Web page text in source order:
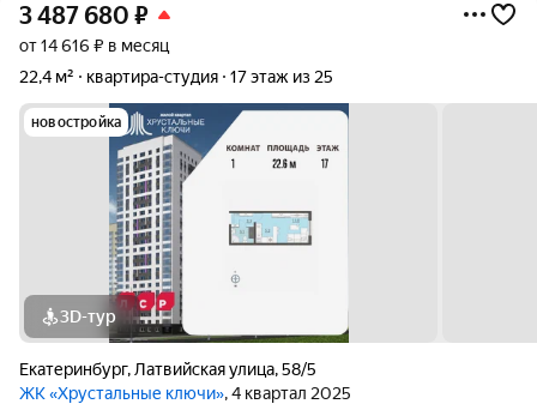
3 487 680 ₽
от 14 616 ₽ в месяц
22,4 м²
квартира-студия 17 этаж из 25
новостройка
3D-тур
Екатеринбург, Латвийская улица,58/5
ЖК «Хрустальные ключи», 4 квартал 2025